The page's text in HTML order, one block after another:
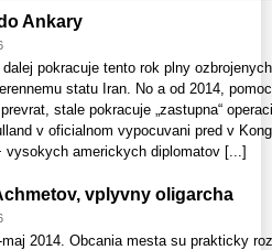
Ankary
dalej pokracuje tento rok plny
statu Iran. No a od 2014,
stale pokracuje „zastupna“
v oficialnom vypocuvani pred v
vysokych americkych diplomatov [...]
vplyvny oligarcha
maj 2014. Obcania mesta su prakticky